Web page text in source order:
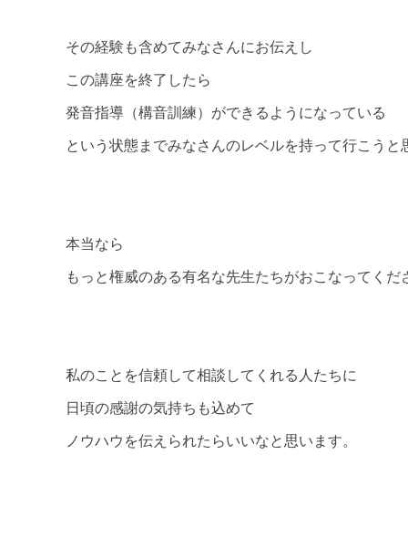
その経験も含めてみなさんにお伝えし
この講座を終了したら
発音指導（構音訓練）ができるようになっている
という状態までみなさんのレベルを持って行こうと
本当なら
もっと権威のある有名な先生たちがおこなってく
私のことを信頼して相談してくれる人たちに
日頃の感謝の気持ちも込めて
ノウハウを伝えられたらいいなと思います。